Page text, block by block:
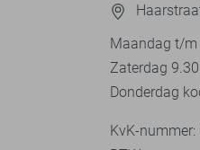
Maandag t/m
Zaterdag
Donderdag
KvK-